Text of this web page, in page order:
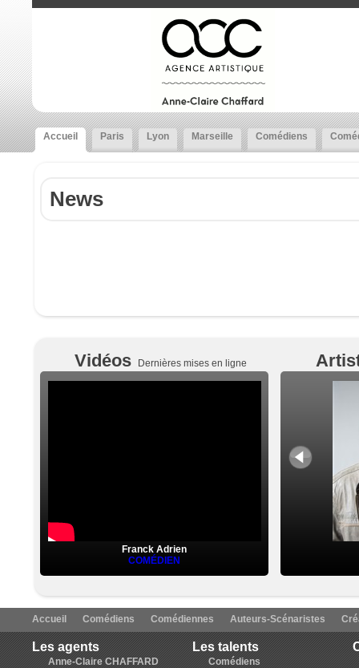
Accueil Paris Lyon Marseille Comédiens
News
Vidéos Dernières mises en ligne
Franck Adrien
COMÉDIEN
Accueil Comédiens Comédiennes Auteurs-Scénaristes
Les agents
Anne-Claire CHAFFARD
Les talents
Comédiens